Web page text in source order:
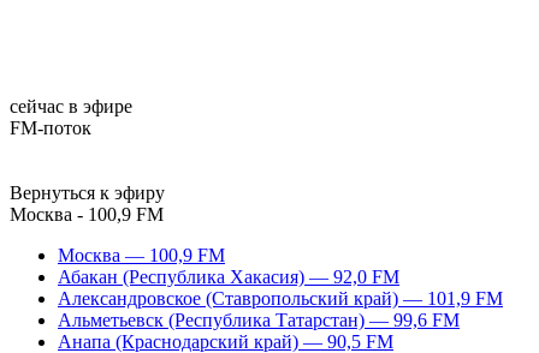
сейчас в эфире
FM-поток
Вернуться к эфиру
Москва - 100,9 FM
Москва — 100,9 FM
Абакан (Республика Хакасия) — 92,0 FM
Александровское (Ставропольский край) — 101,9 FM
Альметьевск (Республика Татарстан) — 99,6 FM
Анапа (Краснодарский край) — 90,5 FM